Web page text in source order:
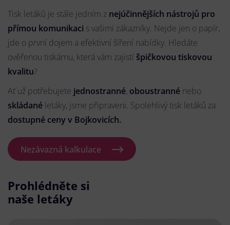
Tisk letáků je stále jedním z nejúčinnějších nástrojů pro
přímou komunikaci s vašimi zákazníky. Nejde jen o papír,
jde o první dojem a efektivní šíření nabídky. Hledáte
ověřenou tiskárnu, která vám zajistí špičkovou tiskovou
kvalitu?
Ať už potřebujete jednostranné, oboustranné nebo
skládané letáky, jsme připraveni. Spolehlivý tisk letáků za
dostupné ceny v Bojkovicích.
Nezávazná kalkulace
Prohlédněte si
naše letáky